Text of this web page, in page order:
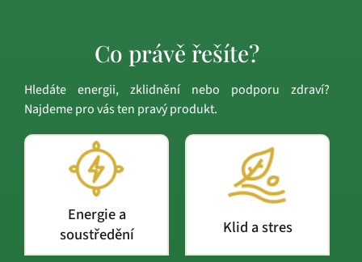
Co právě řešíte?
Hledáte energii, zklidnění nebo podporu zdraví?
Najdeme pro vás ten pravý produkt.
Energie a
soustředění
Klid a stres